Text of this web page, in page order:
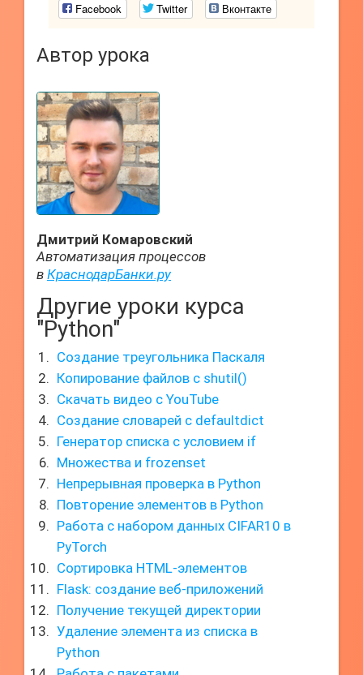
Facebook Twitter Вконтакте
Автор урока
Дмитрий Комаровский
Автоматизация процессов
в КраснодарБанки.ру
Другие уроки курса
"Python"
Создание треугольника Паскаля
Копирование файлов с shutil()
Скачать видео с YouTube
Создание словарей с defaultdict
Генератор списка с условием if
Множества и frozenset
Непрерывная проверка в Python
Повторение элементов в Python
Работа с набором данных CIFAR10 в
PyTorch
Сортировка HTML-элементов
Flask: создание веб-приложений
Получение текущей директории
Удаление элемента из списка в
Python